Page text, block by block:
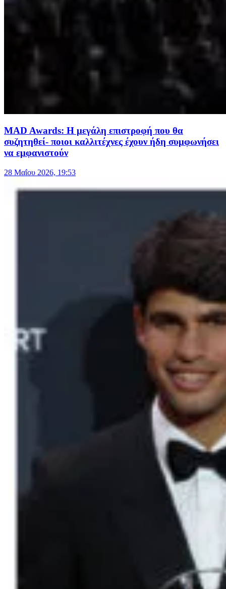
MAD Awards: Η μεγάλη επιστροφή που θα
συζητηθεί- ποιοι καλλιτέχνες έχουν ήδη συμφωνήσει
να εμφανιστούν
28 Μαΐου 2026, 19:53